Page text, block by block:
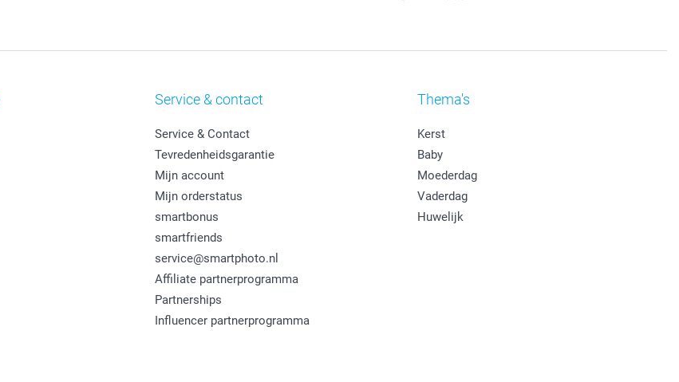
Service & contact
Service & Contact
Tevredenheidsgarantie
Mijn account
Mijn orderstatus
smartbonus
smartfriends
service@smartphoto.nl
Affiliate partnerprogramma
Partnerships
Influencer partnerprogramma
Thema's
Kerst
Baby
Moederdag
Vaderdag
Huwelijk